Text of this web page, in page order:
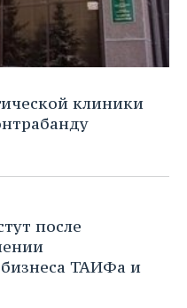
клиники
после
ТАИФа и